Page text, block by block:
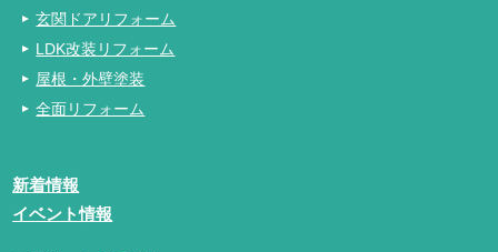
玄関ドアリフォーム
LDK改装リフォーム
屋根・外壁塗装
全面リフォーム
新着情報
イベント情報